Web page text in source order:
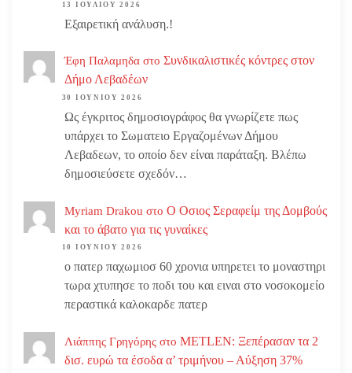
13 ΙΟΥΛΊΟΥ 2026
Εξαιρετική ανάλυση.!
Έφη Παλαμηδα στο Συνδικαλιστικές κόντρες στον
Δήμο Λεβαδέων
30 ΙΟΥΝΊΟΥ 2026
Ως έγκριτος δημοσιογράφος θα γνωρίζετε πως
υπάρχει το Σωματειο Εργαζομένων Δήμου
Λεβαδεων, το οποίο δεν είναι παράταξη. Βλέπω
δημοσιεύσετε σχεδόν…
Myriam Drakou στο Ο Οσιος Σεραφείμ της Δομβούς
και το άβατο για τις γυναίκες
10 ΙΟΥΝΊΟΥ 2026
ο πατερ παχωμιοσ 60 χρονια υπηρετει το μοναστηρι
τωρα χτυπησε το ποδι του και ειναι στο νοσοκομείο
περαστικά καλοκαρδε πατερ
Λιάππης Γρηγόρης στο METLEN: Ξεπέρασαν τα 2
δισ. ευρώ τα έσοδα α’ τριμήνου – Αύξηση 37%